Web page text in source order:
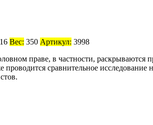
16 Вес: 350 Артикул: 3998
праве, в частности, раскрываются
сравнительное исследование